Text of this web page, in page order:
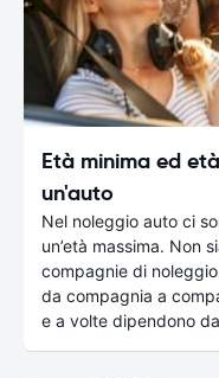
Età minima ed
un'auto
Nel noleggio auto ci
un’età massima. Non
compagnie di
da compagnia a
e a volte dipendono